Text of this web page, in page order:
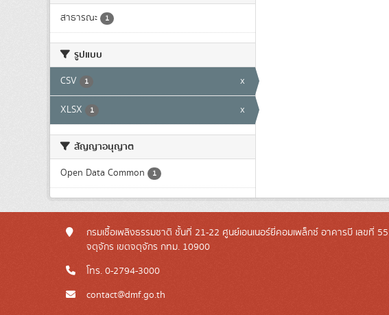
สาธารณะ 1
รูปแบบ
CSV 1 x
XLSX 1 x
สัญญาอนุญาต
Open Data Common 1
กรมเชื้อเพลิงธรรมชาติ ชั้นที่ 21-22 ศูนย์เอนเนอร์ยี่คอมเพล็กซ์ อาคารบี เลขที่
จตุจักร เขตจตุจักร กทม. 10900
โทร. 0-2794-3000
contact@dmf.go.th